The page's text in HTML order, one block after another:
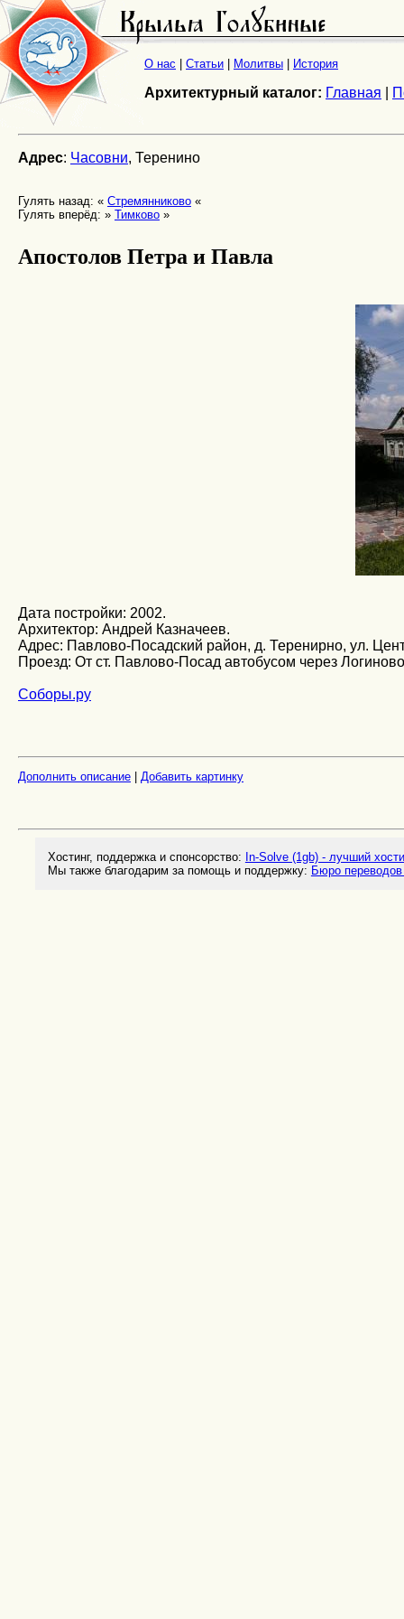
О нас Статьи Молитвы История
Архитектурный каталог: Главная
Адрес: Часовни, Теренино
Гулять назад: « Стремянниково «
Гулять вперёд: » Тимково »
Апостолов Петра и Павла
Дата постройки: 2002.
Архитектор: Андрей Казначеев.
Адрес: Павлово-Посадский район, д. Теренирно, ул.
Проезд: От ст. Павлово-Посад автобусом через
Соборы.ру
Дополнить описание Добавить картинку
Хостинг, поддержка и спонсорство: In-Solve (1gb) - лучший
Мы также благодарим за помощь и поддержку: Бюро переводов